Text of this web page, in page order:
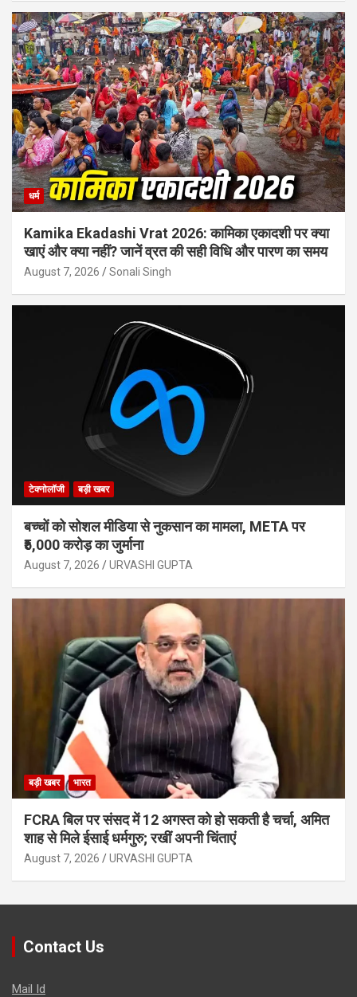
धर्म
Kamika Ekadashi Vrat 2026: कामिका एकादशी पर क्या
खाएं और क्या नहीं? जानें व्रत की सही विधि और पारण का समय
August 7, 2026 Sonali Singh
टेक्नोलॉजी बड़ी खबर
बच्चों को सोशल मीडिया से नुकसान का मामला, META पर
₹5,000 करोड़ का जुर्माना
August 7, 2026 URVASHI GUPTA
बड़ी खबर भारत
FCRA बिल पर संसद में 12 अगस्त को हो सकती है चर्चा, अमित
शाह से मिले ईसाई धर्मगुरु; रखीं अपनी चिंताएं
August 7, 2026 URVASHI GUPTA
Contact Us
Mail Id